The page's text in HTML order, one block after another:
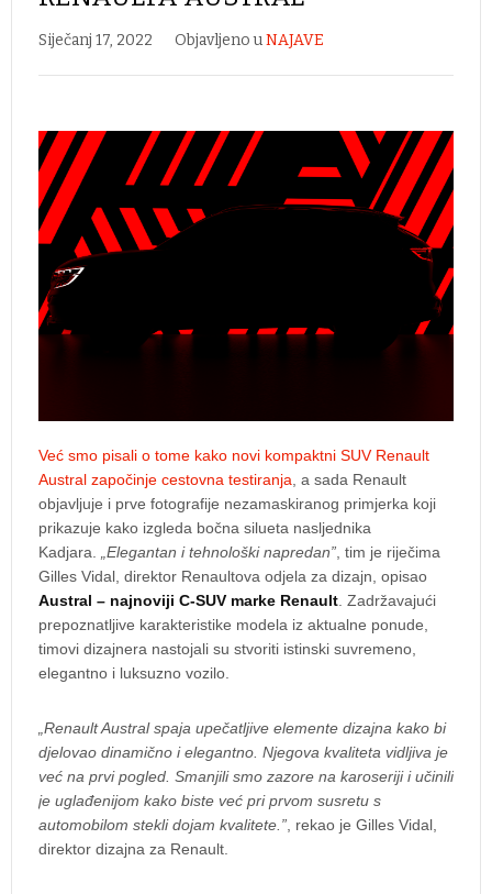
Siječanj 17, 2022 Objavljeno uNAJAVE
Već smo pisali o tome kako novi kompaktni SUV Renault
Austral započinje cestovna testiranja, a sada Renault
objavljuje i prve fotografije nezamaskiranog primjerka koji
prikazuje kako izgleda bočna silueta nasljednika
Kadjara. „Elegantan i tehnološki napredan”, tim je riječima
Gilles Vidal, direktor Renaultova odjela za dizajn, opisao
Austral – najnoviji C-SUV marke Renault. Zadržavajući
prepoznatljive karakteristike modela iz aktualne ponude,
timovi dizajnera nastojali su stvoriti istinski suvremeno,
elegantno i luksuzno vozilo.
„Renault Austral spaja upečatljive elemente dizajna kako bi
djelovao dinamično i elegantno. Njegova kvaliteta vidljiva je
već na prvi pogled. Smanjili smo zazore na karoseriji i učinili
je uglađenijom kako biste već pri prvom susretu s
automobilom stekli dojam kvalitete.”, rekao je Gilles Vidal,
direktor dizajna za Renault.